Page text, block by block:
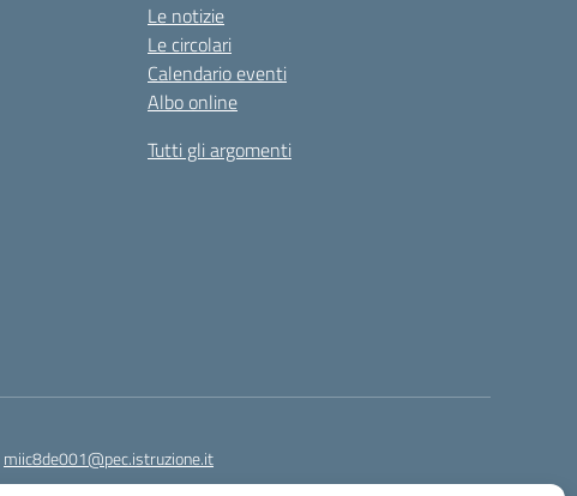
Le notizie
Le circolari
Calendario eventi
Albo online
Tutti gli argomenti
miic8de001@pec.istruzione.it